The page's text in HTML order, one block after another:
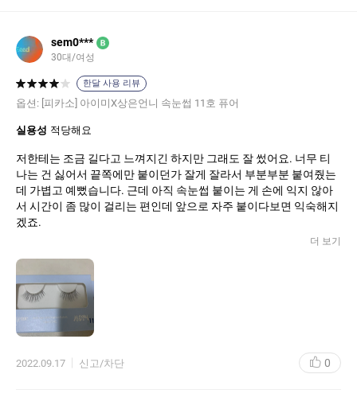
sem0*** B
30대/여성
한달 사용 리뷰
옵션: [피카소] 아이미X상은언니 속눈썹 11호 퓨어
실용성 적당해요
저한테는 조금 길다고 느껴지긴 하지만 그래도 잘 썼어요. 너무 티
나는 건 싫어서 끝쪽에만 붙이던가 잘게 잘라서 부분부분 붙여줬는
데 가볍고 예뻤습니다. 근데 아직 속눈썹 붙이는 게 손에 익지 않아
서 시간이 좀 많이 걸리는 편인데 앞으로 자주 붙이다보면 익숙해지
겠죠.
더 보기
2022.09.17 신고/차단 0